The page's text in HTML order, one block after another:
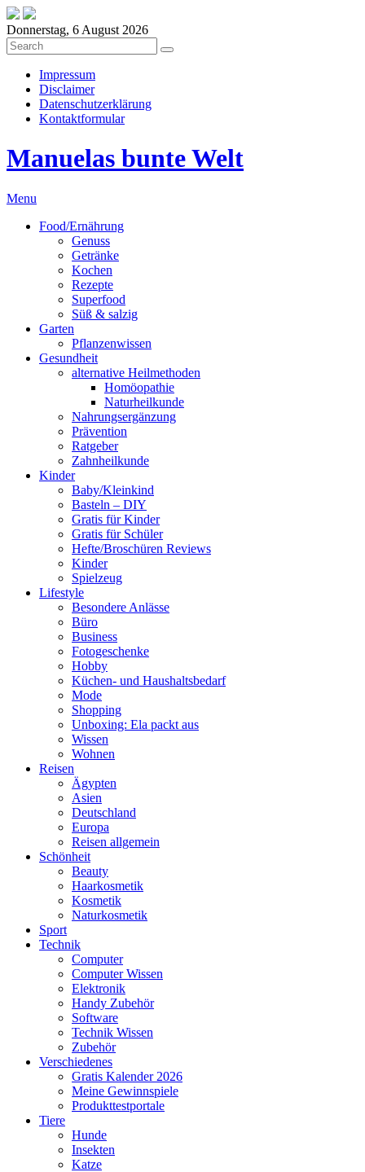
Donnerstag, 6 August 2026
Impressum
Disclaimer
Datenschutzerklärung
Kontaktformular
Manuelas bunte Welt
Menu
Food/Ernährung
Genuss
Getränke
Kochen
Rezepte
Superfood
Süß & salzig
Garten
Pflanzenwissen
Gesundheit
alternative Heilmethoden
Homöopathie
Naturheilkunde
Nahrungsergänzung
Prävention
Ratgeber
Zahnheilkunde
Kinder
Baby/Kleinkind
Basteln – DIY
Gratis für Kinder
Gratis für Schüler
Hefte/Broschüren Reviews
Kinder
Spielzeug
Lifestyle
Besondere Anlässe
Büro
Business
Fotogeschenke
Hobby
Küchen- und Haushaltsbedarf
Mode
Shopping
Unboxing: Ela packt aus
Wissen
Wohnen
Reisen
Ägypten
Asien
Deutschland
Europa
Reisen allgemein
Schönheit
Beauty
Haarkosmetik
Kosmetik
Naturkosmetik
Sport
Technik
Computer
Computer Wissen
Elektronik
Handy Zubehör
Software
Technik Wissen
Zubehör
Verschiedenes
Gratis Kalender 2026
Meine Gewinnspiele
Produkttestportale
Tiere
Hunde
Insekten
Katze